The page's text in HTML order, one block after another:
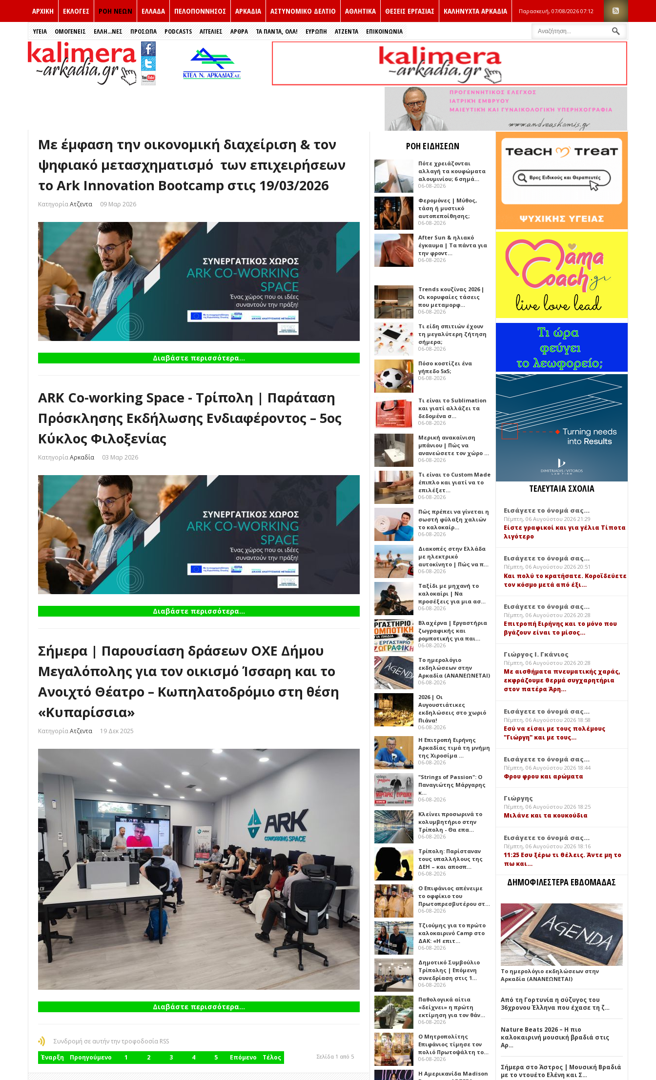
ΑΡΧΙΚΗ ΕΚΛΟΓΈΣ ΡΟΗ ΝΕΩΝ ΕΛΛΑΔΑ ΠΕΛΟΠΟΝΝΗΣΟΣ ΑΡΚΑΔΙΑ ΑΣΤΥΝΟΜΙΚΟ ΔΕΛΤΙΟ ΑΘΛΗΤΙΚΑ ΘΕΣΕΙΣ ΕΡΓΑΣΙΑΣ ΚΑΛΗΝΥΧΤΑ ΑΡΚΑΔΙΑ Παρασκευή, 07/08/2026 07:12
ΥΓΕΙΑ ΟΜΟΓΕΝΕΙΣ ΈΛΛΗ...ΝΕΣ ΠΡΌΣΩΠΑ PODCASTS ΑΓΓΕΛΙΕΣ ΑΡΘΡΑ ΤΑ ΠΑΝΤΑ, ΟΛΑ! ΕΥΡΏΠΗ ΑΤΖΕΝΤΑ ΕΠΙΚΟΙΝΩΝΙΑ
Με έμφαση την οικονομική διαχείριση & τον
ψηφιακό μετασχηματισμό των επιχειρήσεων
το Ark Innovation Bootcamp στις 19/03/2026
ΚατηγορίαΑτζεντα 09 Μαρ 2026
Διαβάστε περισσότερα...
ARK Co-working Space - Τρίπολη | Παράταση
Πρόσκλησης Εκδήλωσης Ενδιαφέροντος – 5ος
Κύκλος Φιλοξενίας
ΚατηγορίαΑρκαδία 03 Μαρ 2026
Διαβάστε περισσότερα...
Σήμερα | Παρουσίαση δράσεων ΟΧΕ Δήμου
Μεγαλόπολης για τον οικισμό Ίσσαρη και το
Ανοιχτό Θέατρο – Κωπηλατοδρόμιο στη θέση
«Κυπαρίσσια»
ΚατηγορίαΑτζεντα 19 Δεκ 2025
Διαβάστε περισσότερα...
Συνδρομή σε αυτήν την τροφοδοσία RSS
Έναρξη
Προηγούμενο 1 2 3 4 5 Επόμενο Τέλος Σελίδα 1 από 5
ΡΟΗ ΕΙΔΗΣΕΩΝ
Πότε χρειάζονται
αλλαγή τα κουφώματα
αλουμινίου; 6 σημά…
06-08-2026
Φερομόνες | Μύθος,
τάση ή μυστικό
αυτοπεποίθησης;
06-08-2026
After Sun & ηλιακό
έγκαυμα | Τα πάντα για
την φροντ…
06-08-2026
Trends κουζίνας 2026 |
Οι κορυφαίες τάσεις
που μεταμορφ…
06-08-2026
Τι είδη σπιτιών έχουν
τη μεγαλύτερη ζήτηση
σήμερα;
06-08-2026
Πόσο κοστίζει ένα
γήπεδο 5x5;
06-08-2026
Τι είναι το Sublimation
και γιατί αλλάζει τα
δεδομένα σ…
06-08-2026
Μερική ανακαίνιση
μπάνιου | Πώς να
ανανεώσετε τον χώρο …
06-08-2026
Τι είναι το Custom Made
έπιπλο και γιατί να το
επιλέξετ…
06-08-2026
Πώς πρέπει να γίνεται η
σωστή φύλαξη χαλιών
το καλοκαίρ…
06-08-2026
Διακοπές στην Ελλάδα
με ηλεκτρικό
αυτοκίνητο | Πώς να π…
06-08-2026
Ταξίδι με μηχανή το
καλοκαίρι | Να
προσέξεις για μια ασ…
06-08-2026
Βλαχέρνα | Εργαστήρια
ζωγραφικής και
ρομποτικής για παι…
06-08-2026
Το ημερολόγιο
εκδηλώσεων στην
Αρκαδία (ΑΝΑΝΕΩΝΕΤΑΙ)
06-08-2026
2026 | Οι
Αυγουστιάτικες
εκδηλώσεις στο χωριό
Πιάνα!
06-08-2026
Η Επιτροπή Ειρήνης
Αρκαδίας τιμά τη μνήμη
της Χιροσίμα …
06-08-2026
"Strings of Passion": Ο
Παναγιώτης Μάργαρης
κ…
06-08-2026
Κλείνει προσωρινά το
κολυμβητήριο στην
Τρίπολη - Θα επα…
06-08-2026
Τρίπολη: Παρίσταναν
τους υπαλλήλους της
ΔΕΗ – και αποσπ…
06-08-2026
Ο Επιφάνιος απένειμε
το οφφίκιο του
Πρωτοπρεσβυτέρου στ…
06-08-2026
Τζιούμης για το πρώτο
καλοκαιρινό Camp στο
ΔΑΚ: «Η επιτ…
06-08-2026
Δημοτικό Συμβούλιο
Τρίπολης | Επόμενη
συνεδρίαση στις 1…
06-08-2026
Παθολογικά αίτια
«δείχνει» η πρώτη
εκτίμηση για τον θάν…
06-08-2026
Ο Μητροπολίτης
Επιφάνιος τίμησε τον
πολιό Πρωτοψάλτη το…
06-08-2026
Η Αμερικανίδα Madison
ΤΕΛΕΥΤΑΙΑ ΣΧΟΛΙΑ
Εισάγετε το όνομά σας...
Πέμπτη, 06 Αυγούστου 2026 21:29
Είστε γραφικοί και για γέλια Τίποτα
λιγότερο
Εισάγετε το όνομά σας...
Πέμπτη, 06 Αυγούστου 2026 20:51
Και πολύ το κρατήσατε. Κοροϊδεύετε
τον κόσμο μετά από έξι…
Εισάγετε το όνομά σας...
Πέμπτη, 06 Αυγούστου 2026 20:28
Επιτροπή Ειρήνης και το μόνο που
βγάζουν είναι το μίσος…
Γιώργος Ι. Γκάνιος
Πέμπτη, 06 Αυγούστου 2026 20:28
Με αισθήματα πνευματικής χαράς,
εκφράζουμε θερμά συγχαρητήρια
στον πατέρα Άρη…
Εισάγετε το όνομά σας...
Πέμπτη, 06 Αυγούστου 2026 18:58
Εσύ να είσαι με τους πολέμους
"Γιώργη" και με τους…
Εισάγετε το όνομά σας...
Πέμπτη, 06 Αυγούστου 2026 18:44
Φρου φρου και αρώματα
Γιώργης
Πέμπτη, 06 Αυγούστου 2026 18:25
Μιλάνε και τα κουκούδια
Εισάγετε το όνομά σας...
Πέμπτη, 06 Αυγούστου 2026 18:16
11:25 Εσυ ξέρω τι θέλεις. Άντε μη το
πω και…
ΔΗΜΟΦΙΛΕΣΤΕΡΑ ΕΒΔΟΜΑΔΑΣ
Το ημερολόγιο εκδηλώσεων στην
Αρκαδία (ΑΝΑΝΕΩΝΕΤΑΙ)
Από τη Γορτυνία η σύζυγος του
36χρονου Έλληνα που έχασε τη ζ…
Nature Beats 2026 – Η πιο
καλοκαιρινή μουσική βραδιά στις
Αρ…
Σήμερα στο Άστρος | Μουσική Βραδιά
με το ντουέτο Ελένη και Σ…